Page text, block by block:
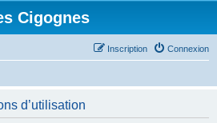
Cigognes
Connexion
Inscription
d’utilisation